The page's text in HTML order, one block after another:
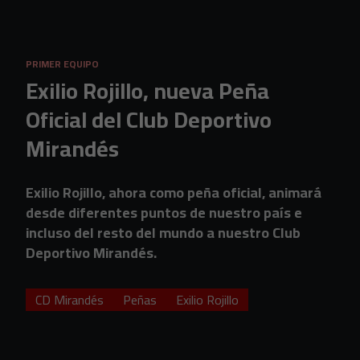
PRIMER EQUIPO
Exilio Rojillo, nueva Peña
Oficial del Club Deportivo
Mirandés
Exilio Rojillo, ahora como peña oficial, animará
desde diferentes puntos de nuestro país e
incluso del resto del mundo a nuestro Club
Deportivo Mirandés.
CD Mirandés Peñas Exilio Rojillo